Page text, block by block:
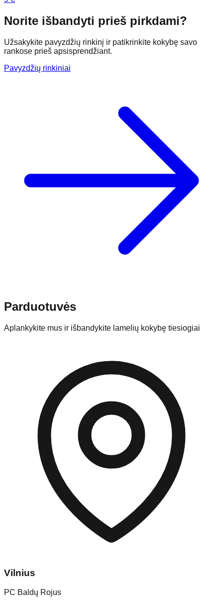
Norite išbandyti prieš pirkdami?
Užsakykite pavyzdžių rinkinį ir patikrinkite kokybę savo
rankose prieš apsisprendžiant.
Pavyzdžių rinkiniai
Parduotuvės
Aplankykite mus ir išbandykite lamelių kokybę tiesiogiai
Vilnius
PC Baldų Rojus